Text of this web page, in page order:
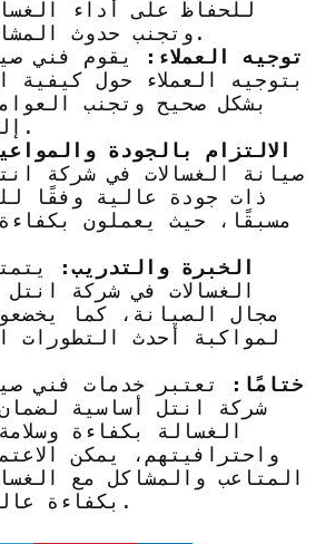
للحفاظ على أداء
وتجنب حدوث المشاكل في المستقبل.
4. توجيه العملاء:
يقوم فني
بتوجيه العملاء حول كيفية
بشكل صحيح وتجنب
إلى حدوث المشاكل.
5. الالتزام بالجودة
صيانة الغسالات في شركة
ذات جودة عالية وفقًا
مسبقًا، حيث يعملون
6. الخبرة والتدريب:
الغسالات في شركة
مجال الصيانة، كما
لمواكبة أحدث التطورات
ختامًا:
تعتبر خدمات فني
شركة انتل أساسية
الغسالة بكفاءة
واحترافيتهم، يمكن
المتاعب والمشاكل مع
بكفاءة عالية لفترة طويلة.